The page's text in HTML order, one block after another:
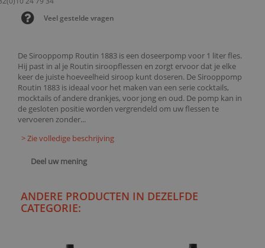
De Sirooppomp Routin 1883 is een doseerpomp voor 1 liter fles.
Hij past in al je Routin siroopflessen en zorgt ervoor dat je elke
keer de juiste hoeveelheid siroop kunt doseren. De Sirooppomp
Routin 1883 is ideaal voor het maken van een serie cocktails,
mocktails of andere drankjes, voor jong en oud. De pomp kan in
de gesloten positie worden vergrendeld om uw flessen te
vervoeren zonder...
> Zie volledige beschrijving
Deel uw mening
Veel gestelde vragen
ANDERE PRODUCTEN IN DEZELFDE
CATEGORIE: